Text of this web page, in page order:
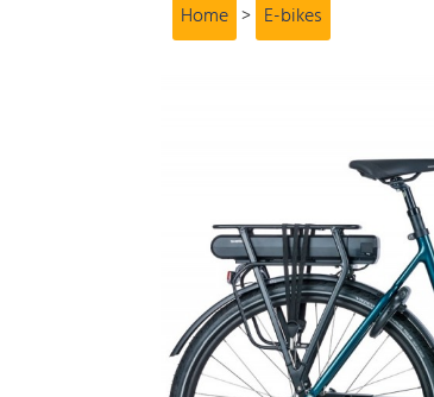
Home > E-bikes